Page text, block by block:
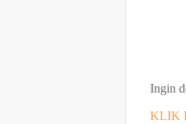
Ingin
KLIK